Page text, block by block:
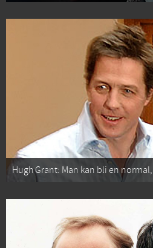
Hugh Grant: Man kan bli en